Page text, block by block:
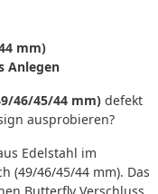
mm)
Anlegen
46/45/44 mm) defekt
ausprobieren?
Edelstahl im
(49/46/45/44 mm). Das